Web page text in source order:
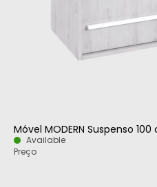
Móvel MODERN Suspenso
Available
Preço